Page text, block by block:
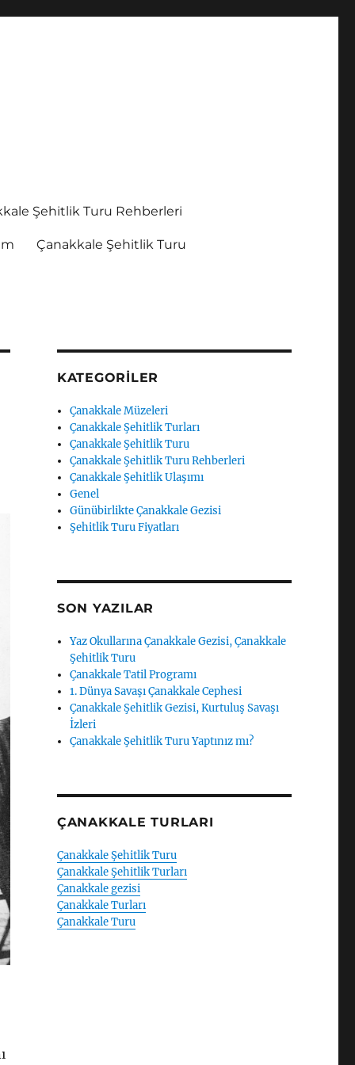
Şehitlik Turu Rehberleri
Çanakkale Şehitlik Turu
KATEGORILER
Çanakkale Müzeleri
Çanakkale Şehitlik Turları
Çanakkale Şehitlik Turu
Çanakkale Şehitlik Turu Rehberleri
Çanakkale Şehitlik Ulaşımı
Genel
Günübirlikte Çanakkale Gezisi
Şehitlik Turu Fiyatları
SON YAZILAR
Yaz Okullarına Çanakkale Gezisi, Çanakkale
Şehitlik Turu
Çanakkale Tatil Programı
1. Dünya Savaşı Çanakkale Cephesi
Çanakkale Şehitlik Gezisi, Kurtuluş Savaşı
İzleri
Çanakkale Şehitlik Turu Yaptınız mı?
ÇANAKKALE TURLARI
Çanakkale Şehitlik Turu
Çanakkale Şehitlik Turları
Çanakkale gezisi
Çanakkale Turları
Çanakkale Turu